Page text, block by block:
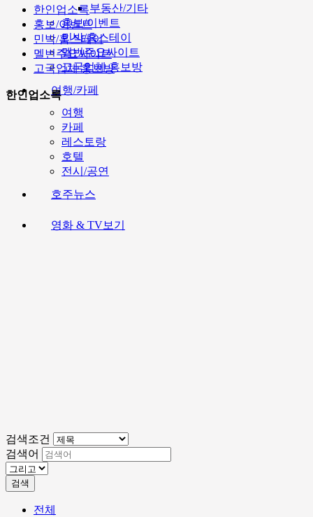
부동산/기타
홍보/이벤트
민박/홈스테이
멜번주요싸이트
고국업체 홍보방
여행/카페
여행
카페
레스토랑
호텔
전시/공연
호주뉴스
영화 & TV보기
한인업소록
홍보/이벤트
민박/홈스테이
멜번주요싸이트
고국업체 홍보방
한인업소록
검색조건
검색어
검색
전체